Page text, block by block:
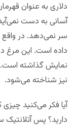
دلاری به عنوان
آسانی به دست
سر نمی‌دهد. در
داده است. این مرغ
نمایش گذاشته است.
نیز شناخته می‌شود.
آیا فکر می‌کنید
دارید؟ پس